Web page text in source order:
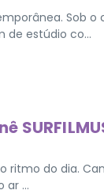
Sob o
de estúdio co...
ritmo do dia.
ar ...